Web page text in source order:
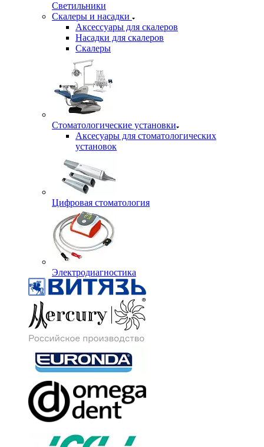
Светильники
Скалеры и насадки
Аксессуары для скалеров
Насадки для скалеров
Скалеры
Стоматологические установки
Аксесуары для стоматологических
установок
Цифровая стоматология
Электродиагностика